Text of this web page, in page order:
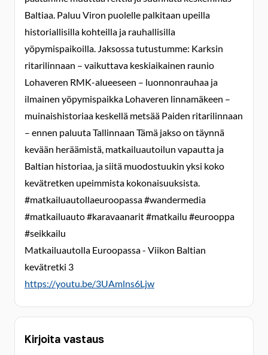
Baltiaa. Paluu Viron puolelle palkitaan upeilla
historiallisilla kohteilla ja rauhallisilla
yöpymispaikoilla. Jaksossa tutustumme: Karksin
ritarilinnaan – vaikuttava keskiaikainen raunio
Lohaveren RMK-alueeseen – luonnonrauhaa ja
ilmainen yöpymispaikka Lohaveren linnamäkeen –
muinaishistoriaa keskellä metsää Paiden ritarilinnaan
– ennen paluuta Tallinnaan Tämä jakso on täynnä
kevään heräämistä, matkailuautoilun vapautta ja
Baltian historiaa, ja siitä muodostuukin yksi koko
kevätretken upeimmista kokonaisuuksista.
#matkailuautollaeuroopassa #wandermedia
#matkailuauto #karavaanarit #matkailu #eurooppa
#seikkailu
Matkailuautolla Euroopassa - Viikon Baltian
kevätretki 3
https://youtu.be/3UAmlns6Ljw
Kirjoita vastaus